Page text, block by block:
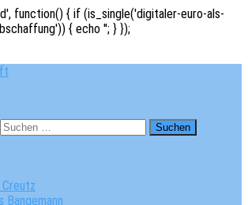
function() { if (is_single('digitaler-euro-als-
{ echo ''; } });
Bangemann